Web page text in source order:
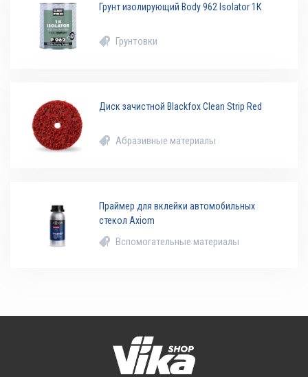
Грунт изолирующий Body 962 Isolator 1К
Грунтовки
Диск зачистной Blackfox Clean Strip Red
Абразивные материалы
Праймер для вклейки автомобильных
стекол Axiom
Вспомогательные материалы